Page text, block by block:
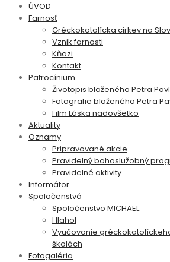
ÚVOD
Farnosť
Gréckokatolícka cirkev na
Vznik farnosti
Kňazi
Kontakt
Patrocínium
Životopis blaženého Petra
Fotografie blaženého Petra
Film Láska nadovšetko
Aktuality
Oznamy
Pripravované akcie
Pravidelný bohoslužobný
Pravidelné aktivity
Informátor
Spoločenstvá
Spoločenstvo MICHAEL
Hlahol
Vyučovanie
školách
Fotogaléria